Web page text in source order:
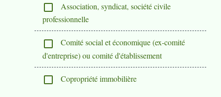
check_box_outline_blank
Association, syndicat, société civile
professionnelle
check_box_outline_blank
Comité social et économique (ex-comité
d'entreprise) ou comité d'établissement
check_box_outline_blank Copropriété immobilière